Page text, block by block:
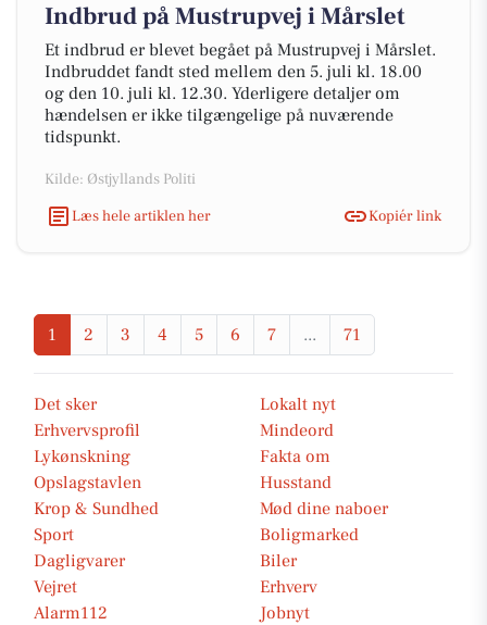
Indbrud på Mustrupvej i Mårslet
Et indbrud er blevet begået på Mustrupvej i Mårslet.
Indbruddet fandt sted mellem den 5. juli kl. 18.00
og den 10. juli kl. 12.30. Yderligere detaljer om
hændelsen er ikke tilgængelige på nuværende
tidspunkt.
Kilde: Østjyllands Politi
Læs hele artiklen her
Kopiér link
1 2 3 4 5 6 7 ... 71
Det sker
Lokalt nyt
Erhvervsprofil
Mindeord
Lykønskning
Fakta om
Opslagstavlen
Husstand
Krop & Sundhed
Mød dine naboer
Sport
Boligmarked
Dagligvarer
Biler
Vejret
Erhverv
Alarm112
Jobnyt